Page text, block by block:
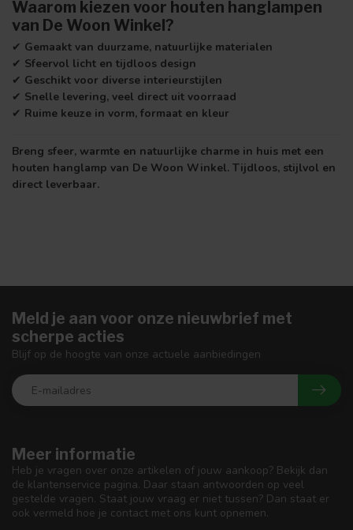
Waarom kiezen voor houten hanglampen
van De Woon Winkel?
✔ Gemaakt van duurzame, natuurlijke materialen
✔ Sfeervol licht en tijdloos design
✔ Geschikt voor diverse interieurstijlen
✔ Snelle levering, veel direct uit voorraad
✔ Ruime keuze in vorm, formaat en kleur
Breng sfeer, warmte en natuurlijke charme in huis met een
houten hanglamp van De Woon Winkel. Tijdloos, stijlvol en
direct leverbaar.
Meer informatie
Heb je vragen over onze artikelen of jouw aankoop? Bekijk dan
de klantenservice pagina. Daar staan antwoorden op veel
gestelde vragen. Staat jouw vraag er niet tussen? Dan staat er
ook vermeld hoe je contact met ons kunt opnemen.
Meld je aan voor onze nieuwbrief met
scherpe acties
Blijf op de hoogte van onze actuele aanbiedingen